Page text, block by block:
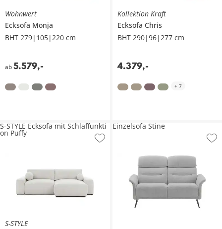
Wohnwert
Ecksofa Monja
BHT 279|105|220 cm
ab5.579,-
Kollektion Kraft
Ecksofa Chris
BHT 290|96|277 cm
4.379,-
+ 7
S-STYLE
S-STYLE Ecksofa mit Schlaffunkti
on Puffy
Einzelsofa Stine